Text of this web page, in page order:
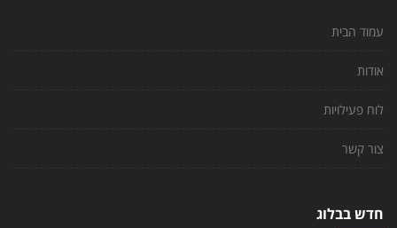
עמוד הבית
אודות
לוח פעילויות
צור קשר
חדש בבלוג